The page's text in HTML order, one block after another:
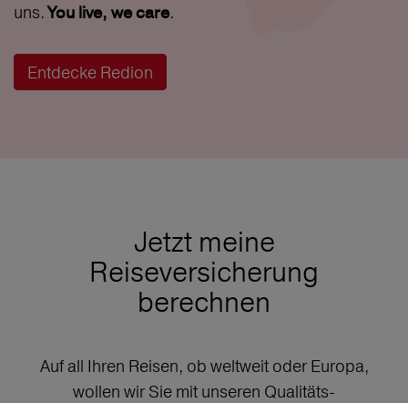
uns.You live, we care.
Entdecke Redion
Jetzt meine
Reiseversicherung
berechnen
Auf all Ihren Reisen, ob weltweit oder Europa,
wollen wir Sie mit unseren Qualitäts-